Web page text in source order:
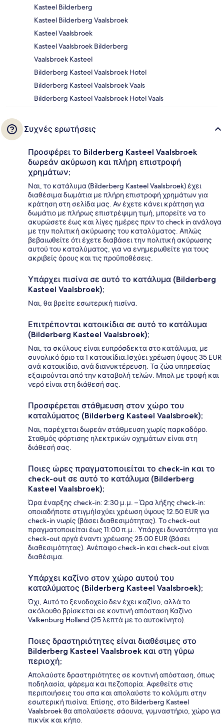
Kasteel Bilderberg
Kasteel Bilderberg Vaalsbroek
Kasteel Vaalsbroek
Kasteel Vaalsbroek Bilderberg
Vaalsbroek Kasteel
Bilderberg Kasteel Vaalsbroek Hotel
Bilderberg Kasteel Vaalsbroek Vaals
Bilderberg Kasteel Vaalsbroek Hotel Vaals
Συχνές ερωτήσεις
Προσφέρει το Bilderberg Kasteel Vaalsbroek
δωρεάν ακύρωση και πλήρη επιστροφή
χρημάτων;
Ναι, το κατάλυμα (Bilderberg Kasteel Vaalsbroek) έχει
διαθέσιμα δωμάτια με πλήρη επιστροφή χρημάτων για
κράτηση στη σελίδα μας. Αν έχετε κάνει κράτηση για
δωμάτιο με πλήρως επιστρέψιμη τιμή, μπορείτε να το
ακυρώσετε έως και λίγες ημέρες πριν το check in ανάλογα
με την πολιτική ακύρωσης του καταλύματος. Απλώς
βεβαιωθείτε ότι έχετε διαβάσει την πολιτική ακύρωσης
αυτού του καταλύματος, για να ενημερωθείτε για τους
ακριβείς όρους και τις προϋποθέσεις.
Υπάρχει πισίνα σε αυτό το κατάλυμα (Bilderberg
Kasteel Vaalsbroek);
Ναι, θα βρείτε εσωτερική πισίνα.
Επιτρέπονται κατοικίδια σε αυτό το κατάλυμα
(Bilderberg Kasteel Vaalsbroek);
Ναι, τα σκύλους είναι ευπρόσδεκτα στο κατάλυμα, με
συνολικό όριο τα 1 κατοικίδια.Ισχύει χρέωση ύψους 35 EUR
ανά κατοικίδιο, ανά διανυκτέρευση. Τα ζώα υπηρεσίας
εξαιρούνται από την καταβολή τελών. Μπολ με τροφή και
νερό είναι στη διάθεσή σας.
Προσφέρεται στάθμευση στον χώρο του
καταλύματος (Bilderberg Kasteel Vaalsbroek);
Ναι, παρέχεται δωρεάν στάθμευση χωρίς παρκαδόρο.
Σταθμός φόρτισης ηλεκτρικών οχημάτων είναι στη
διάθεσή σας.
Ποιες ώρες πραγματοποιείται το check-in και το
check-out σε αυτό το κατάλυμα (Bilderberg
Kasteel Vaalsbroek);
Ώρα έναρξης check-in: 2:30 μ.μ. – Ώρα λήξης check-in:
οποιαδήποτε στιγμήΙσχύει χρέωση ύψους 12.50 EUR για
check-in νωρίς (βάσει διαθεσιμότητας). Το check-out
πραγματοποιείται έως 11:00 π.μ.. Υπάρχει δυνατότητα για
check-out αργά έναντι χρέωσης 25.00 EUR (βάσει
διαθεσιμότητας). Ανέπαφο check-in και check-out είναι
διαθέσιμα.
Υπάρχει καζίνο στον χώρο αυτού του
καταλύματος (Bilderberg Kasteel Vaalsbroek);
Όχι, Αυτό το ξενοδοχείο δεν έχει καζίνο, αλλά το
ακόλουθο βρίσκεται σε κοντινή απόσταση Καζίνο
Valkenburg Holland (25 λεπτά με το αυτοκίνητο).
Ποιες δραστηριότητες είναι διαθέσιμες στο
Bilderberg Kasteel Vaalsbroek και στη γύρω
περιοχή;
Απολαύστε δραστηριότητες σε κοντινή απόσταση, όπως
ποδηλασία, ψάρεμα και πεζοπορία. Αφεθείτε στις
περιποιήσεις του σπα και απολαύστε το κολύμπι στην
εσωτερική πισίνα. Επίσης, στο Bilderberg Kasteel
Vaalsbroek θα απολαύσετε σάουνα, γυμναστήριο, χώρο για
πικνίκ και κήπο.